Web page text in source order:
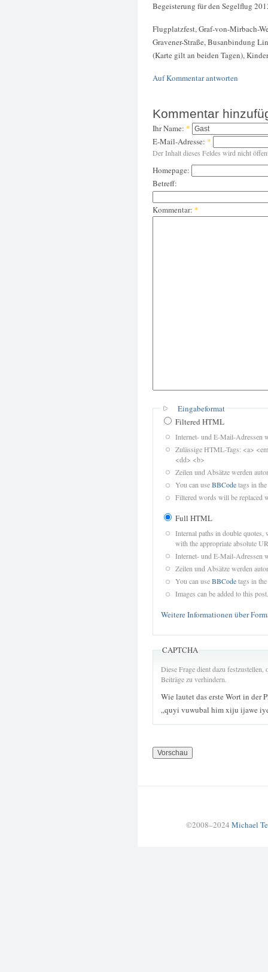
Begeisterung für den Segelflug
Flugplatzfest, Graf-von-Mirbach-
Gravener-Straße, Busanbindung
(Karte gilt an beiden Tagen),
Auf Kommentar antworten
Kommentar
Ihr Name: *
E-Mail-Adresse: *
Der Inhalt dieses Feldes wird nicht
Homepage:
Betreff:
Kommentar: *
Eingabeformat
Filtered HTML
Internet- und E-Mail-Adressen
Zulässige HTML-Tags: <a>
<dd> <b>
Zeilen und Absätze werden
You can useBBCodetags in
Filtered words will be replaced
Full HTML
Internal paths in double quotes,
with the appropriate absolute
Internet- und E-Mail-Adressen
Zeilen und Absätze werden
You can useBBCodetags in
Images can be added to this post.
Weitere Informationen über
CAPTCHA
Diese Frage dient dazu
Beiträge zu verhindern.
Wie lautet das erste Wort in der
„quyi vuwubal him xiju ijawe
©2008–2024 Michael